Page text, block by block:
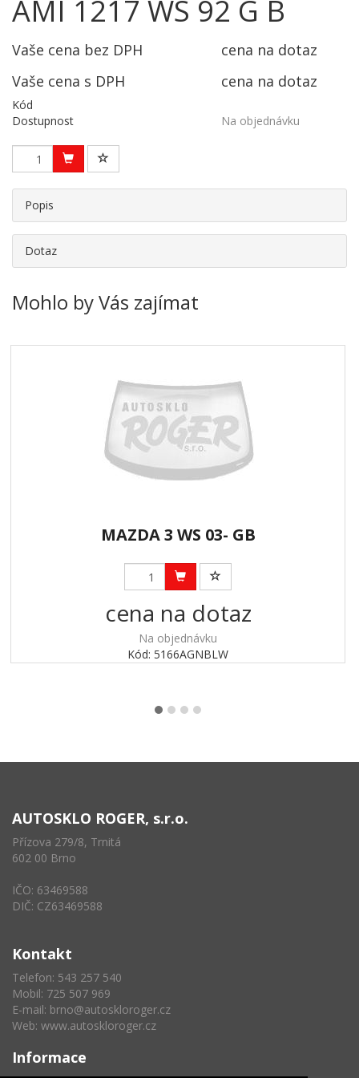
AMI 1217 WS 92 G B
Vaše cena bez DPH
cena na dotaz
Vaše cena s DPH
cena na dotaz
Kód
Dostupnost
Na objednávku
Popis
Dotaz
Mohlo by Vás zajímat
MAZDA 3 WS 03- GB
cena na dotaz
Na objednávku
Kód: 5166AGNBLW
AUTOSKLO ROGER, s.r.o.
Přízova 279/8, Trnitá
602 00 Brno
IČO: 63469588
DIČ: CZ63469588
Kontakt
Telefon: 543 257 540
Mobil: 725 507 969
E-mail: brno@autoskloroger.cz
Web: www.autoskloroger.cz
Informace